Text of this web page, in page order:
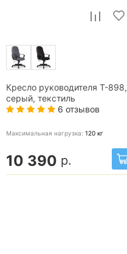
Кресло руководителя T-898,
серый, текстиль
6 отзывов
Максимальная нагрузка: 120 кг
10 390 р.